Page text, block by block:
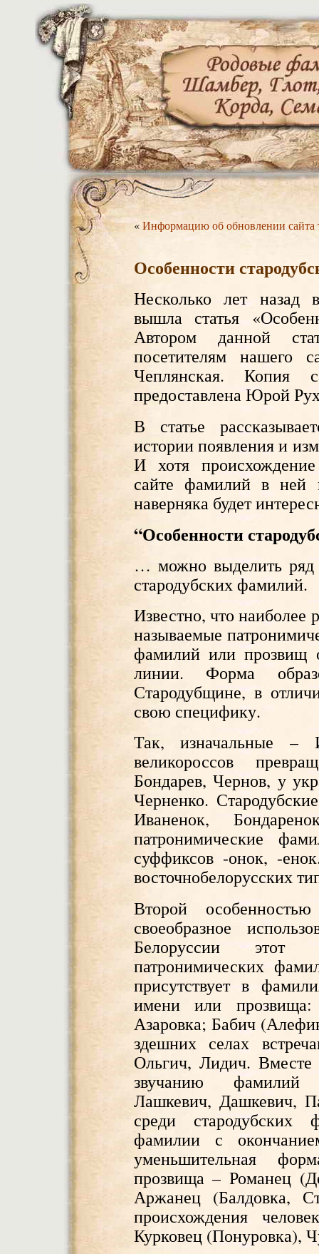
«Информацию об обновлении сайта
Особенности
Несколько лет назад
вышла статья
Автором данной
посетителям нашего
Чеплянская. Копия
предоставлена Юрой
В статье
истории появления и
И хотя
сайте фамилий в ней
наверняка будет
“Особенности
… можно выделить ряд
стародубских фамилий.
Известно, что наиболее
называемые
фамилий или прозвищ
линии. Форма
Стародубщине, в
свою специфику.
Так, изначальные
великороссов
Бондарев, Чернов, у
Черненко.
Иваненок,
патронимические
суффиксов -онок, -
восточнобелорусских
Второй
своеобразное
Белоруссии этот
патронимических
присутствует в
имени или
Азаровка; Бабич
здешних селах
Ольгич, Лидич.
звучанию фамилий
Лашкевич, Дашкевич,
среди стародубских
фамилии с
уменьшительная
прозвища – Романец
Аржанец (Балдовка,
происхождения
Курковец (Понуровка),